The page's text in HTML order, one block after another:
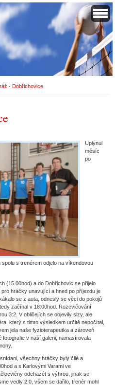
- Dobřichovice
Uplynul
měsíc
po
s trenérem odjelo na víkendovou
(15.00hod) a do Dobřichovic se přijelo
hráčky unavující a hned po příjezdu je
se z auta, odnesly se věci do pokojů
začínal v 18:00hod. Rozcvičování
3:2. V obličejích se objevily slzy, ale
který s timto výsledkem určitě nepočítal,
jela naše fyzioterapeutka a zároveň
v naší galerii, namasírovala
všechny hráčky byly čilé a
a s Karlovými Varami ve
odchazét s výhrou, jinak se
vedly 2:0, všem se dařilo, trenér mohl